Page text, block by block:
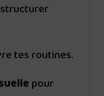
tes routines.
pour